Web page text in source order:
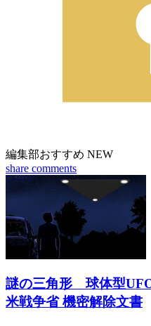
編集部おすすめ NEW
share comments
謎の三角形 球体型
米戦争省 機密解除文書